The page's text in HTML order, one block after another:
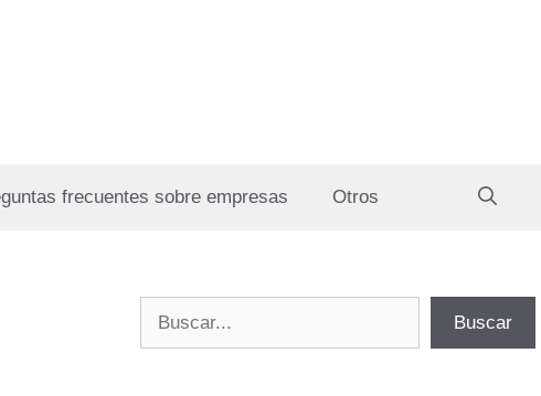
frecuentes sobre empresas Otros
Buscar